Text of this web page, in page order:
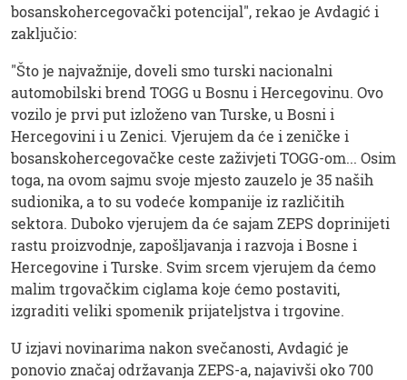
bosanskohercegovački potencijal", rekao je Avdagić i
zaključio:
"Što je najvažnije, doveli smo turski nacionalni
automobilski brend TOGG u Bosnu i Hercegovinu. Ovo
vozilo je prvi put izloženo van Turske, u Bosni i
Hercegovini i u Zenici. Vjerujem da će i zeničke i
bosanskohercegovačke ceste zaživjeti TOGG-om... Osim
toga, na ovom sajmu svoje mjesto zauzelo je 35 naših
sudionika, a to su vodeće kompanije iz različitih
sektora. Duboko vjerujem da će sajam ZEPS doprinijeti
rastu proizvodnje, zapošljavanja i razvoja i Bosne i
Hercegovine i Turske. Svim srcem vjerujem da ćemo
malim trgovačkim ciglama koje ćemo postaviti,
izgraditi veliki spomenik prijateljstva i trgovine.
U izjavi novinarima nakon svečanosti, Avdagić je
ponovio značaj održavanja ZEPS-a, najavivši oko 700